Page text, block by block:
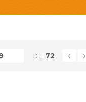
DE 72 ‹ ›